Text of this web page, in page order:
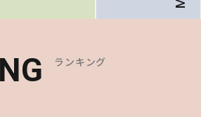
ランキング
ランキング
ランキング